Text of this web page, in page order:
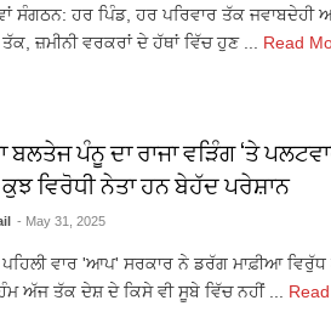
ਸੰਗਠਨ: ਹਰ ਪਿੰਡ, ਹਰ ਪਰਿਵਾਰ ਤੱਕ ਜਵਾਬਦੇਹੀ
ਜ਼ਮੀਨੀ ਵਰਕਰਾਂ ਦੇ ਹੱਥਾਂ ਵਿੱਚ ਹੁਣ ... Read
ਪੰਨੂ ਦਾ ਰਾਜਾ ਵੜਿੰਗ ‘ਤੇ
ਵਿਰੋਧੀ ਨੇਤਾ ਹਨ ਬੇਹੱਦ ਪਰੇਸ਼ਾਨ
- May 31, 2025
ਪਹਿਲੀ ਵਾਰ 'ਆਪ' ਸਰਕਾਰ ਨੇ ਡਰੱਗ ਮਾਫ਼ੀਆ ਵਿਰੁੱਧ
ਅੱਜ ਤੱਕ ਦੇਸ਼ ਦੇ ਕਿਸੇ ਵੀ ਸੂਬੇ ਵਿੱਚ ਨਹੀਂ ...